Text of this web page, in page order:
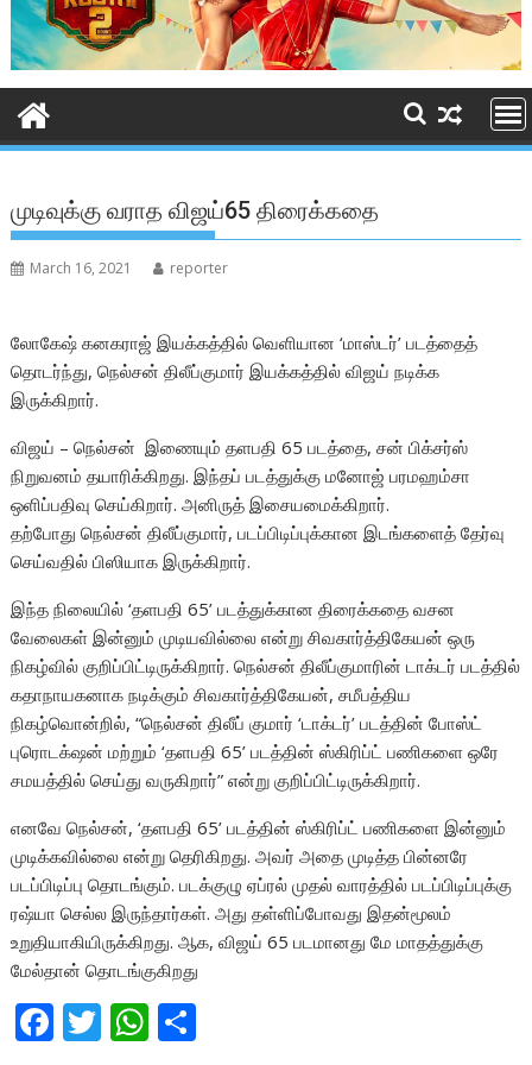
முடிவுக்கு வராத விஜய்65 திரைக்கதை
March 16, 2021 reporter
லோகேஷ் கனகராஜ் இயக்கத்தில் வெளியான ‘மாஸ்டர்’ படத்தைத்
தொடர்ந்து, நெல்சன் திலீப்குமார் இயக்கத்தில் விஜய் நடிக்க
இருக்கிறார்.
விஜய் – நெல்சன் இணையும் தளபதி 65 படத்தை, சன் பிக்சர்ஸ்
நிறுவனம் தயாரிக்கிறது. இந்தப் படத்துக்கு மனோஜ் பரமஹம்சா
ஒளிப்பதிவு செய்கிறார். அனிருத் இசையமைக்கிறார்.
தற்போது நெல்சன் திலீப்குமார், படப்பிடிப்புக்கான இடங்களைத் தேர்வு
செய்வதில் பிஸியாக இருக்கிறார்.
இந்த நிலையில் ‘தளபதி 65’ படத்துக்கான திரைக்கதை வசன
வேலைகள் இன்னும் முடியவில்லை என்று சிவகார்த்திகேயன் ஒரு
நிகழ்வில் குறிப்பிட்டிருக்கிறார். நெல்சன் திலீப்குமாரின் டாக்டர் படத்தில்
கதாநாயகனாக நடிக்கும் சிவகார்த்திகேயன், சமீபத்திய
நிகழ்வொன்றில், “நெல்சன் திலீப் குமார் ‘டாக்டர்’ படத்தின் போஸ்ட்
புரொடக்‌ஷன் மற்றும் ‘தளபதி 65’ படத்தின் ஸ்கிரிப்ட் பணிகளை ஒரே
சமயத்தில் செய்து வருகிறார்” என்று குறிப்பிட்டிருக்கிறார்.
எனவே நெல்சன், ‘தளபதி 65’ படத்தின் ஸ்கிரிப்ட் பணிகளை இன்னும்
முடிக்கவில்லை என்று தெரிகிறது. அவர் அதை முடித்த பின்னரே
படப்பிடிப்பு தொடங்கும். படக்குழு ஏப்ரல் முதல் வாரத்தில் படப்பிடிப்புக்கு
ரஷ்யா செல்ல இருந்தார்கள். அது தள்ளிப்போவது இதன்மூலம்
உறுதியாகியிருக்கிறது. ஆக, விஜய் 65 படமானது மே மாதத்துக்கு
மேல்தான் தொடங்குகிறது
F T W